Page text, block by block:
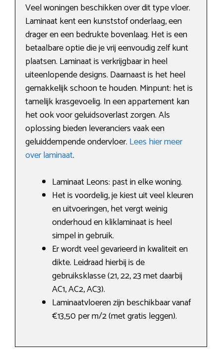
Veel woningen beschikken over dit type vloer.
Laminaat kent een kunststof onderlaag, een
drager en een bedrukte bovenlaag. Het is een
betaalbare optie die je vrij eenvoudig zelf kunt
plaatsen. Laminaat is verkrijgbaar in heel
uiteenlopende designs. Daarnaast is het heel
gemakkelijk schoon te houden. Minpunt: het is
tamelijk krasgevoelig. In een appartement kan
het ook voor geluidsoverlast zorgen. Als
oplossing bieden leveranciers vaak een
geluiddempende ondervloer. Lees hier meer
over laminaat.
Laminaat Leons: past in elke woning.
Het is voordelig, je kiest uit veel kleuren
en uitvoeringen, het vergt weinig
onderhoud en kliklaminaat is heel
simpel in gebruik.
Er wordt veel gevarieerd in kwaliteit en
dikte. Leidraad hierbij is de
gebruiksklasse (21, 22, 23 met daarbij
AC1, AC2, AC3).
Laminaatvloeren zijn beschikbaar vanaf
€13,50 per m/2 (met gratis leggen).